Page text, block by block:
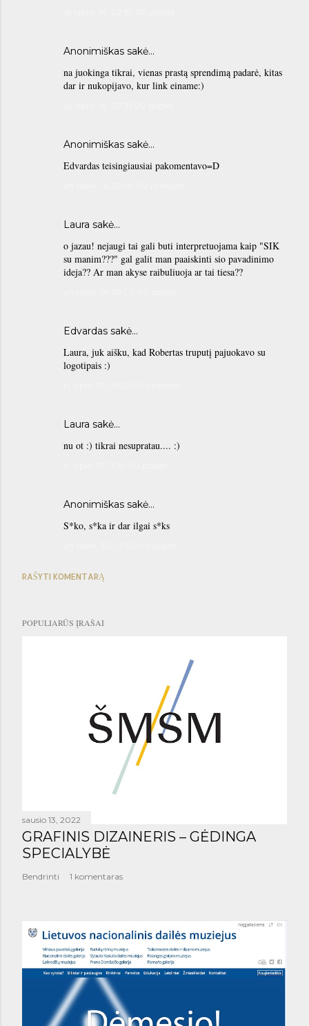
Anonimiškas sakė…
na juokinga tikrai, vienas prastą sprendimą padarė, kitas
dar ir nukopijavo, kur link einame:)
Anonimiškas sakė…
Edvardas teisingiausiai pakomentavo=D
Laura sakė…
o jazau! nejaugi tai gali buti interpretuojama kaip "SIK
su manim???" gal galit man paaiskinti sio pavadinimo
ideja?? Ar man akyse raibuliuoja ar tai tiesa??
Edvardas sakė…
Laura, juk aišku, kad Robertas truputį pajuokavo su
logotipais :)
Laura sakė…
nu ot :) tikrai nesupratau.... :)
Anonimiškas sakė…
S*ko, s*ka ir dar ilgai s*ks
RAŠYTI KOMENTARĄ
POPULIARŪS ĮRAŠAI
sausio 13, 2022
GRAFINIS DIZAINERIS – GĖDINGA
SPECIALYBĖ
Bendrinti 1 komentaras